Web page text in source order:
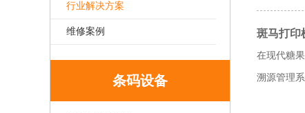
行业解决方案
维修案例
条码设备
斑马打印
在现代糖
溯源管理